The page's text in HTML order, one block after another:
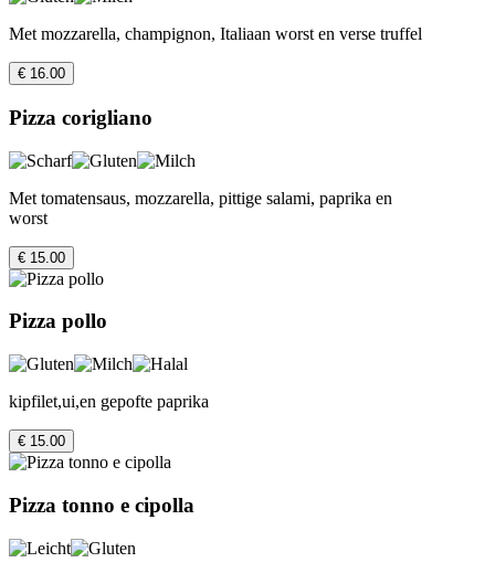
Met mozzarella, champignon, Italiaan worst en verse truffel
€ 16.00
Pizza corigliano
Met tomatensaus, mozzarella, pittige salami, paprika en
worst
€ 15.00
Pizza pollo
kipfilet,ui,en gepofte paprika
€ 15.00
Pizza tonno e cipolla